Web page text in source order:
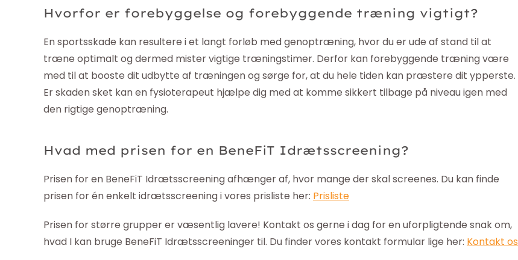
Hvorfor er forebyggelse og forebyggende træning vigtigt?
En sportsskade kan resultere i et langt forløb med genoptræning, hvor du er ude af stand til at
træne optimalt og dermed mister vigtige træningstimer. Derfor kan forebyggende træning være
med til at booste dit udbytte af træningen og sørge for, at du hele tiden kan præstere dit ypperste.
Er skaden sket kan en fysioterapeut hjælpe dig med at komme sikkert tilbage på niveau igen med
den rigtige genoptræning.
Hvad med prisen for en BeneFiT Idrætsscreening?
Prisen for en BeneFiT Idrætsscreening afhænger af, hvor mange der skal screenes. Du kan finde
prisen for én enkelt idrætsscreening i vores prisliste her: Prisliste
Prisen for større grupper er væsentlig lavere! Kontakt os gerne i dag for en uforpligtende snak om,
hvad I kan bruge BeneFiT Idrætsscreeninger til. Du finder vores kontakt formular lige her: Kontakt os